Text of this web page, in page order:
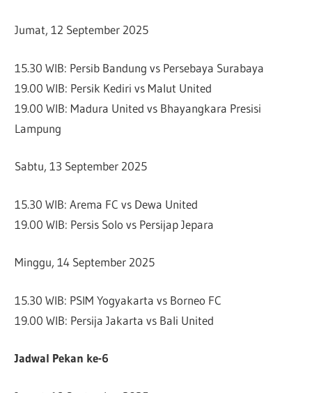
Jumat, 12 September 2025
15.30 WIB: Persib Bandung vs Persebaya Surabaya
19.00 WIB: Persik Kediri vs Malut United
19.00 WIB: Madura United vs Bhayangkara Presisi
Lampung
Sabtu, 13 September 2025
15.30 WIB: Arema FC vs Dewa United
19.00 WIB: Persis Solo vs Persijap Jepara
Minggu, 14 September 2025
15.30 WIB: PSIM Yogyakarta vs Borneo FC
19.00 WIB: Persija Jakarta vs Bali United
Jadwal Pekan ke-6